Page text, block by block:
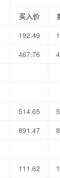
买入价
192.49
467.76
514.65
891.47
111.62